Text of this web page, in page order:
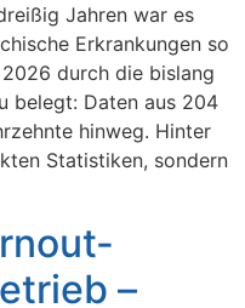
Jahren war es
Erkrankungen so
durch die bislang
belegt: Daten aus 204
hinweg. Hinter
Statistiken, sondern
–